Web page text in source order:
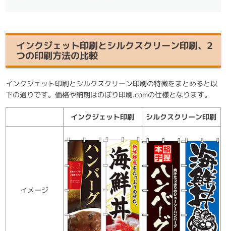
インクジェット印刷とシルクスクリーン印刷、2
つの印刷方法の比較
インクジェット印刷とシルクスクリーン印刷の特徴をまとめると以
下の通りです。価格や納期はのぼり印刷.comの仕様となります。
インクジェット印刷 シルクスクリーン印刷
イメージ